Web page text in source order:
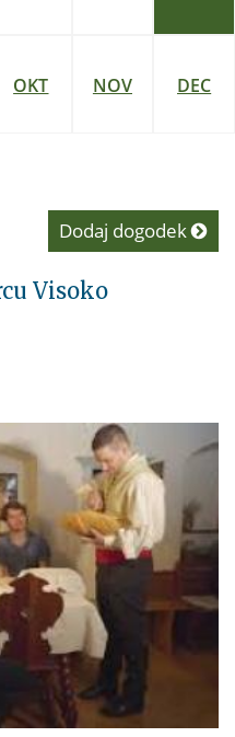
OKT NOV DEC
Dodaj dogodek
Visoko